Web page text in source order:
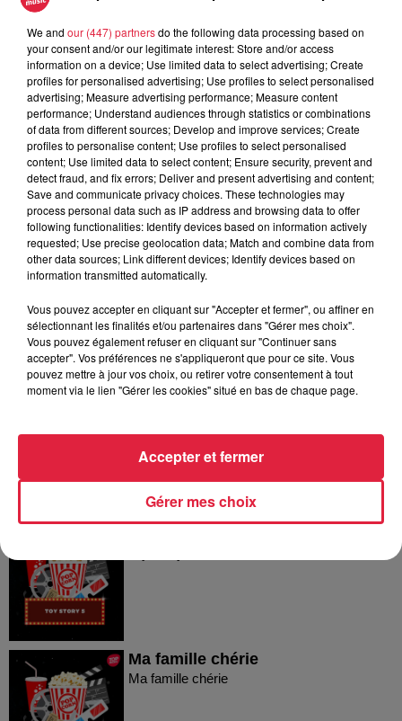
5 août 2026
Europa-Park : des précisons sur
l’après Euro-Mir
Dans la même série
Un champ de fraises pour
l'éternité
Un champ de fraises pour l'éternité
Les Parfait(s) : Arnaques en famille
Ma famille chérie
Ma famille chérie
We and our (447) partnersdo the following data processing based on
your consent and/or our legitimate interest: Store and/or access
information on a device; Use limited data to select advertising; Create
profiles for personalised advertising; Use profiles to select personalised
advertising; Measure advertising performance; Measure content
performance; Understand audiences through statistics or combinations
of data from different sources; Develop and improve services; Create
profiles to personalise content; Use profiles to select personalised
content; Use limited data to select content; Ensure security, prevent and
detect fraud, and fix errors; Deliver and present advertising and content;
Save and communicate privacy choices. These technologies may
process personal data such as IP address and browsing data to offer
following functionalities: Identify devices based on information actively
requested; Use precise geolocation data; Match and combine data from
other data sources; Link different devices; Identify devices based on
information transmitted automatically.
Vous pouvez accepter en cliquant sur "Accepter et fermer", ou affiner en
sélectionnant les finalités et/ou partenaires dans "Gérer mes choix".
Vous pouvez également refuser en cliquant sur "Continuer sans
accepter". Vos préférences ne s'appliqueront que pour ce site. Vous
pouvez mettre à jour vos choix, ou retirer votre consentement à tout
moment via le lien "Gérer les cookies" situé en bas de chaque page.
Gérer mes choix
Accepter et fermer